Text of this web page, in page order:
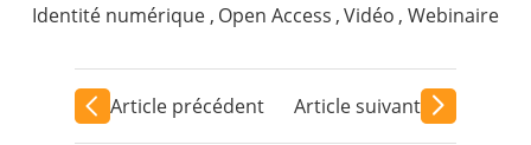
Identité numérique , Open Access ,Vidéo , Webinaire
Article précédent Article suivant